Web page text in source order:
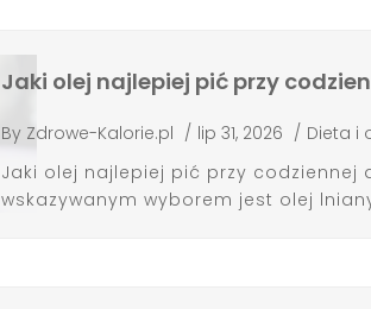
Jaki olej najlepiej pić przy
By Zdrowe-Kalorie.pl / lip 31, 2026 / Dieta i
Jaki olej najlepiej pić przy codziennej
wskazywanym wyborem jest olej